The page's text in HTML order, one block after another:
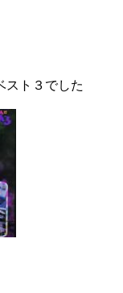
スト３でした